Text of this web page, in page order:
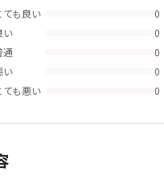
ても良い
0
い
0
通
0
い
0
ても悪い
0